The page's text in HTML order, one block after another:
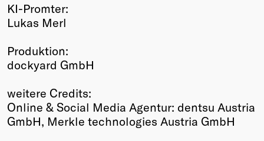
KI-Promter:
Lukas Merl
Produktion:
dockyard GmbH
weitere Credits:
Online & Social Media Agentur: dentsu Austria
GmbH, Merkle technologies Austria GmbH